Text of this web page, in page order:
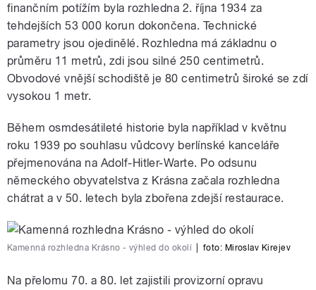
finančním potížím byla rozhledna 2. října 1934 za
tehdejších 53 000 korun dokončena. Technické
parametry jsou ojedinělé. Rozhledna má základnu o
průměru 11 metrů, zdi jsou silné 250 centimetrů.
Obvodové vnější schodiště je 80 centimetrů široké se zdí
vysokou 1 metr.
Během osmdesátileté historie byla například v květnu
roku 1939 po souhlasu vůdcovy berlínské kanceláře
přejmenována na Adolf-Hitler-Warte. Po odsunu
německého obyvatelstva z Krásna začala rozhledna
chátrat a v 50. letech byla zbořena zdejší restaurace.
Kamenná rozhledna Krásno - výhled do okolí foto: Miroslav Kirejev
Na přelomu 70. a 80. let zajistili provizorní opravu